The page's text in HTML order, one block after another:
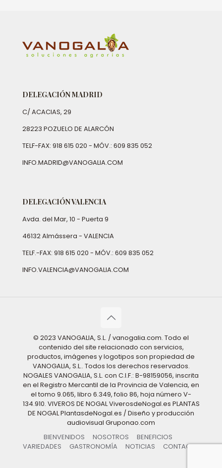
DELEGACIÓN MADRID
C/ ACACIAS, 29
28223 POZUELO DE ALARCÓN
TELF-FAX: 918 615 020 - MÓV.: 609 835 052
INFO.MADRID@VANOGALIA.COM
DELEGACIÓN VALENCIA
Avda. del Mar, 10 - Puerta 9
46132 Almássera - VALENCIA
TELF.-FAX: 918 615 020 - MÓV.: 609 835 052
INFO.VALENCIA@VANOGALIA.COM
© 2023 VANOGALIA, S.L. / vanogalia.com. Todo el
contenido del site relacionado con servicios,
productos, imágenes y logotipos son propiedad de
VANOGALIA, S.L.. Todos los derechos reservados.
NOGALES VANOGALIA, S.L. con C.I.F.: B-98159056, inscrita
en el Registro Mercantil de la Provincia de Valencia, en
el tomo 9.065, libro 6.349, folio 86, hoja número V-
134.910. VIVEROS DE NOGAL ViverosdeNogal.es PLANTAS
DE NOGAL PlantasdeNogal.es / Diseño y producción
audiovisual Gruponao.com
BIENVENIDOS
NOSOTROS
BENEFICIOS
VARIEDADES
GASTRONOMÍA NOTICIAS CONTACTO